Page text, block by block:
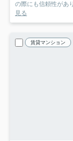
の際にも信頼性があ
見る
賃貸マンション